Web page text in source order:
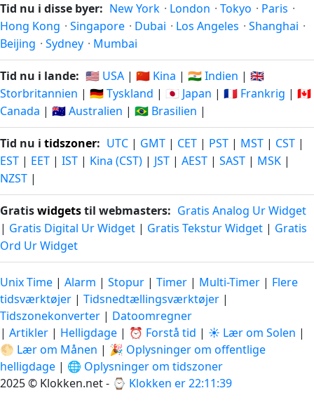
Tid nu i disse byer: New York · London · Tokyo · Paris ·
Hong Kong · Singapore · Dubai · Los Angeles · Shanghai ·
Beijing · Sydney · Mumbai
Tid nu i lande: 🇺🇸 USA | 🇨🇳 Kina | 🇮🇳 Indien | 🇬🇧
Storbritannien | 🇩🇪 Tyskland | 🇯🇵 Japan | 🇫🇷 Frankrig | 🇨🇦
Canada | 🇦🇺 Australien | 🇧🇷 Brasilien |
Tid nu i tidszoner: UTC | GMT | CET | PST | MST | CST |
EST | EET | IST | Kina (CST) | JST | AEST | SAST | MSK |
NZST |
Gratiswidgetstil webmasters: Gratis Analog Ur Widget
| Gratis Digital Ur Widget | Gratis Tekstur Widget | Gratis
Ord Ur Widget
Unix Time | Alarm | Stopur | Timer | Multi-Timer | Flere
tidsværktøjer | Tidsnedtællingsværktøjer |
Tidszonekonverter | Datoomregner
| Artikler | Helligdage | ⏰ Forstå tid | ☀️ Lær om Solen |
🌕 Lær om Månen | 🎉 Oplysninger om offentlige
helligdage | 🌐 Oplysninger om tidszoner
2025 © Klokken.net - ⌚ Klokken er 22:11:39